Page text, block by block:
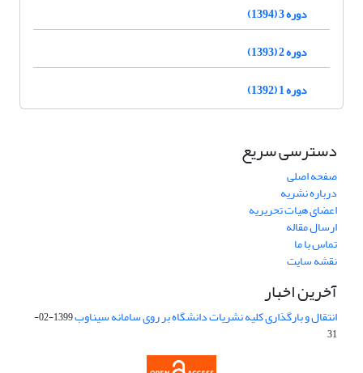
دوره 3 (1394)
دوره 2 (1393)
دوره 1 (1392)
دسترسی سریع
صفحه اصلی
درباره نشریه
اعضای هیات تحریریه
ارسال مقاله
تماس با ما
نقشه سایت
آخرین اخبار
انتقال و بارگذاری کلیه نشریات دانشگاه بر روی سامانه سیناوب
1399-02-
31